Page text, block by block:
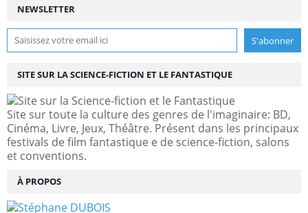
NEWSLETTER
SITE SUR LA SCIENCE-FICTION ET LE FANTASTIQUE
Site sur toute la culture des genres de l'imaginaire: BD,
Cinéma, Livre, Jeux, Théâtre. Présent dans les principaux
festivals de film fantastique e de science-fiction, salons
et conventions.
À PROPOS